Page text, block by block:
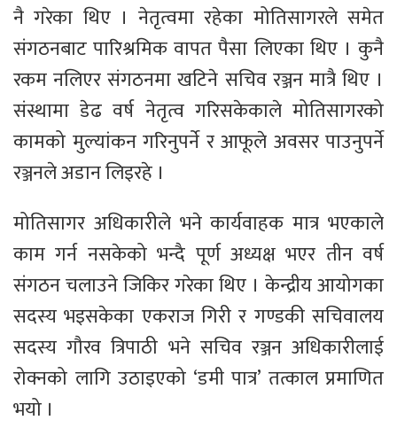
नै गरेका थिए । नेतृत्वमा रहेका मोतिसागरले समेत
संगठनबाट पारिश्रमिक वापत पैसा लिएका थिए । कुनै
रकम नलिएर संगठनमा खटिने सचिव रञ्जन मात्रै थिए ।
संस्थामा डेढ वर्ष नेतृत्व गरिसकेकाले मोतिसागरको
कामको मुल्यांकन गरिनुपर्ने र आफूले अवसर पाउनुपर्ने
रञ्जनले अडान लिइरहे ।
मोतिसागर अधिकारीले भने कार्यवाहक मात्र भएकाले
काम गर्न नसकेको भन्दै पूर्ण अध्यक्ष भएर तीन वर्ष
संगठन चलाउने जिकिर गरेका थिए । केन्द्रीय आयोगका
सदस्य भइसकेका एकराज गिरी र गण्डकी सचिवालय
सदस्य गौरव त्रिपाठी भने सचिव रञ्जन अधिकारीलाई
रोक्नको लागि उठाइएको ‘डमी पात्र’ तत्काल प्रमाणित
भयो ।